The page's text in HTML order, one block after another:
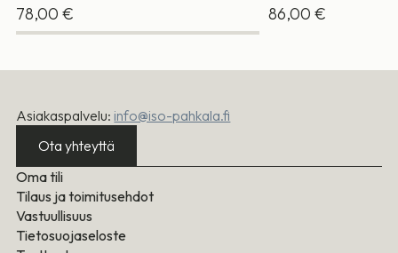
78,00€ 86,00€
Asiakaspalvelu: info@iso-pahkala.fi
Ota yhteyttä
Oma tili
Tilaus ja toimitusehdot
Vastuullisuus
Tietosuojaseloste